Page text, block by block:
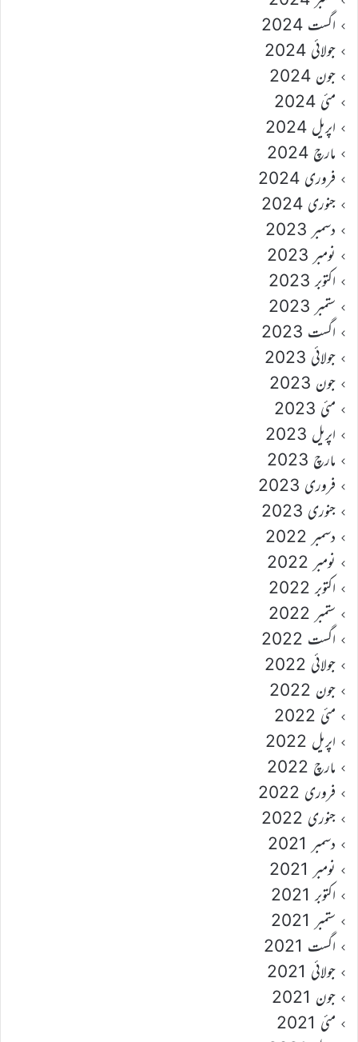
اگست 2024
جولائی 2024
جون 2024
مئی 2024
اپریل 2024
مارچ 2024
فروری 2024
جنوری 2024
دسمبر 2023
نومبر 2023
اکتوبر 2023
ستمبر 2023
اگست 2023
جولائی 2023
جون 2023
مئی 2023
اپریل 2023
مارچ 2023
فروری 2023
جنوری 2023
دسمبر 2022
نومبر 2022
اکتوبر 2022
ستمبر 2022
اگست 2022
جولائی 2022
جون 2022
مئی 2022
اپریل 2022
مارچ 2022
فروری 2022
جنوری 2022
دسمبر 2021
نومبر 2021
اکتوبر 2021
ستمبر 2021
اگست 2021
جولائی 2021
جون 2021
مئی 2021